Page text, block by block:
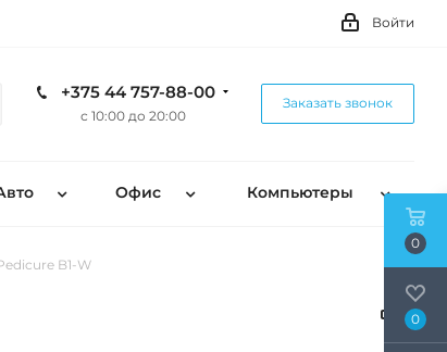
Войти
+375 44 757-88-00
с 10:00 до 20:00
Заказать звонок
Офис Компьютеры
B1-W
0
0